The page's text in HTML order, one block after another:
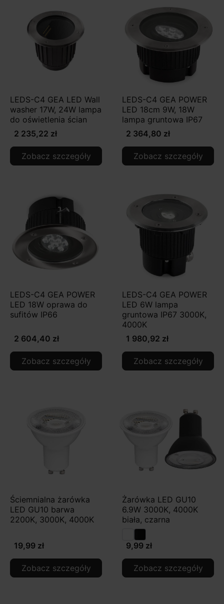
LEDS-C4 GEA LED Wall
washer 17W, 24W lampa
do oświetlenia ścian
2 235,22 zł
Zobacz szczegóły
LEDS-C4 GEA POWER
LED 18cm 9W, 18W
lampa gruntowa IP67
2 364,80 zł
Zobacz szczegóły
LEDS-C4 GEA POWER
LED 18W oprawa do
sufitów IP66
2 604,40 zł
Zobacz szczegóły
LEDS-C4 GEA POWER
LED 6W lampa
gruntowa IP67 3000K,
4000K
1 980,92 zł
Zobacz szczegóły
Ściemnialna żarówka
LED GU10 barwa
2200K, 3000K, 4000K
19,99 zł
Zobacz szczegóły
Żarówka LED GU10
6.9W 3000K, 4000K
biała, czarna
9,99 zł
Zobacz szczegóły